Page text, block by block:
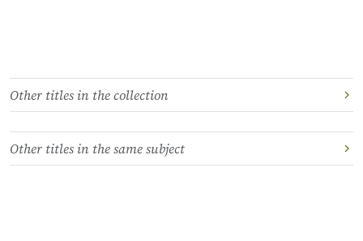
Other titles in the collection
Other titles in the same subject